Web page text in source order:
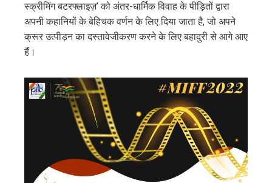
स्क्रीमिंग बटरफ्लाइज़’ को अंतर-धार्मिक विवाह के पीड़ितों द्वारा
अपनी कहानियों के बेहिचक वर्णन के लिए दिया जाता है, जो अपने
क्रूर उत्पीड़न का दस्तावेजीकरण करने के लिए बहादुरी से आगे आए
हैं।